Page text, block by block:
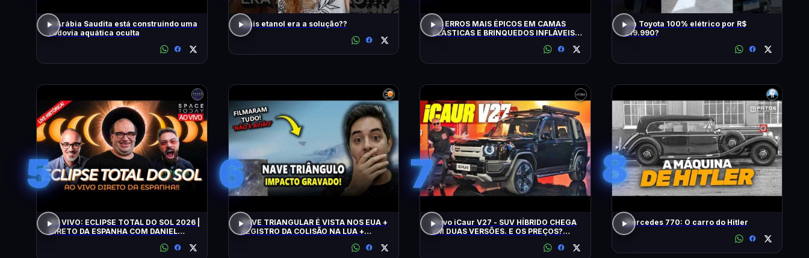
A Arábia Saudita está construindo uma
rodovia aquática oculta
Mais etanol era a solução??
OS ERROS MAIS ÉPICOS EM CAMAS
ELÁSTICAS E BRINQUEDOS INFLÁVEIS
Um Toyota 100% elétrico por R$
219.990?
5
AO VIVO: ECLIPSE TOTAL DO SOL 2026 |
DIRETO DA ESPANHA COM DANIEL
6
NAVE TRIANGULAR É VISTA NOS EUA +
REGISTRO DA COLISÃO NA LUA +
7
Novo iCaur V27 - SUV HÍBRIDO CHEGA
EM DUAS VERSÕES. E OS PREÇOS?
8
Mercedes 770: O carro do Hitler